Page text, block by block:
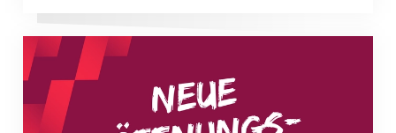
Neue Empfangszeiten ab 1. August 2026